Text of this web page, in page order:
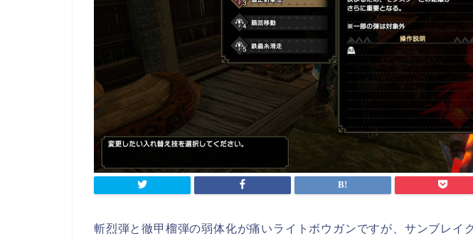
斬烈弾と徹甲榴弾の弱体化が痛いライトボウガンですが、サンブレイ